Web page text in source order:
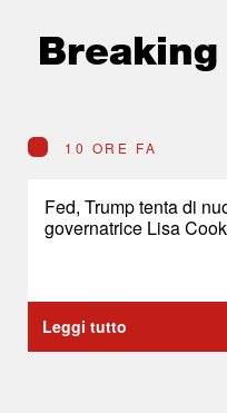
10 ORE FA
Fed, Trump tenta di
governatrice Lisa Cook
Leggi tutto